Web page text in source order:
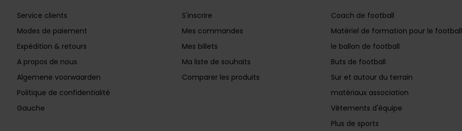
Service clients
Modes de paiement
Expédition & retours
A propos de nous
Algemene voorwaarden
Politique de confidentialité
Gauche
S'inscrire
Mes commandes
Mes billets
Ma liste de souhaits
Comparer les produits
Coach de football
Matériel de formation pour le football
le ballon de football
Buts de football
Sur et autour du terrain
matériaux association
Vêtements d'équipe
Plus de sports